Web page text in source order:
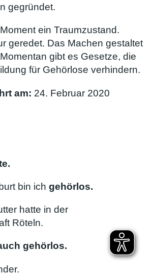
gegründet.
ein Traumzustand.
geredet. Das Machen gestaltet
gibt es Gesetze, die
für Gehörlose verhindern.
am: 24. Februar 2020
bin ich gehörlos.
hatte in der
Röteln.
gehörlos.